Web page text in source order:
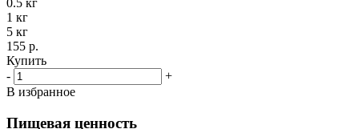
1 кг
5 кг
155 р.
Купить
-
+
В избранное
Пищевая ценность